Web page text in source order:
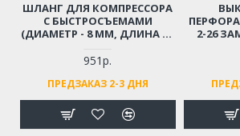
ШЛАНГ ДЛЯ КОМПРЕССОРА
С БЫСТРОСЪЕМАМИ
(ДИАМЕТР - 8 ММ, ДЛИНА - 9
951р.
ПРЕДЗАКАЗ 2-3 ДНЯ
2-26